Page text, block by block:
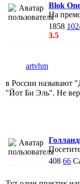
Blok
На
1858
3.5
artvhm
в России называют
"Йот Би Эль". Не
408 66